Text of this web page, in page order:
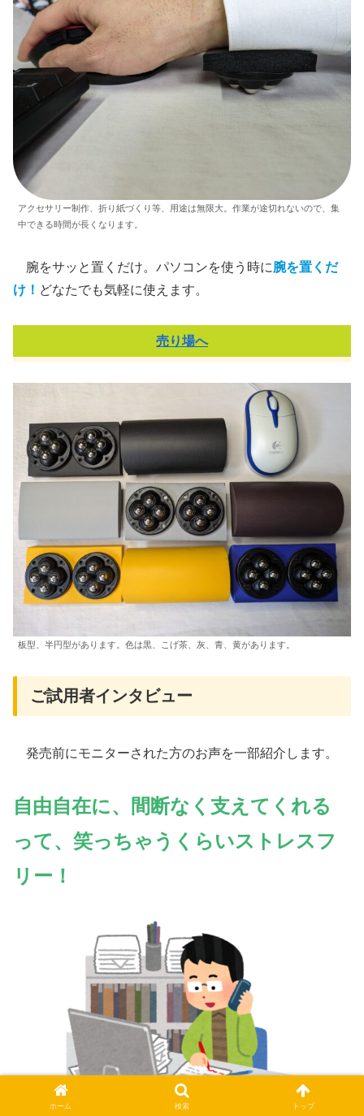
アクセサリー制作、折り紙づくり等、用途は無限大。作業が途切れないので、集
中できる時間が長くなります。
腕をサッと置くだけ。パソコンを使う時に腕を置くだ
け！ どなたでも気軽に使えます。
売り場へ
板型、半円型があります。色は黒、こげ茶、灰、青、黄があります。
ご試用者インタビュー
発売前にモニターされた方のお声を一部紹介します。
自由自在に、
間断なく支えてくれる
って、笑っちゃうくらいストレスフ
リー！
ホーム 検索 トップ